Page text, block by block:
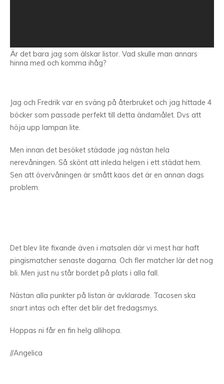
Är det bara jag som älskar listor. Vad skulle man annars
hinna med och komma ihåg?
Jag och Fredrik var en sväng på återbruket och jag hittade 4
böcker som passade perfekt till detta ändamålet. Dvs att
höja upp lampan lite.
Men innan det besöket städade jag nästan hela
nerevåningen. Så skönt att inleda helgen i ett städat hem.
Sen att övervåningen är smått kaos det är en annan dags
problem.
Det blev lite fixande även i matsalen där vi mest har haft
pingismatcher senaste dagarna. Och fler matcher lär det nog
bli. Men just nu står bordet på plats i alla fall.
Nästan alla punkter på listan är avklarade. Tacosen ska
snart intas och efter det blir det fredagsmys.
Hoppas ni får en fin helg allihopa.
//Angelica